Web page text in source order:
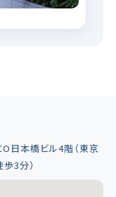
日本橋ビル4階（東京
3分）